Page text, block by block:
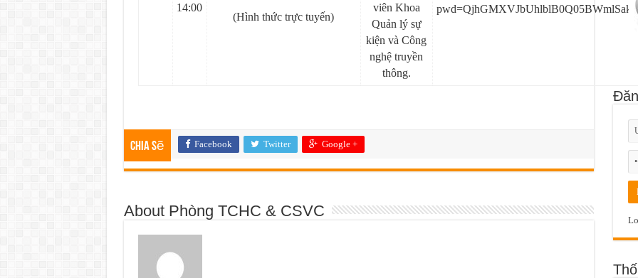
14:00
(Hình thức trực tuyến)
viên Khoa
Quản lý sự
kiện và Công
nghệ truyền
thông.
Chia sẽ Facebook Twitter Google +
About Phòng TCHC & CSVC